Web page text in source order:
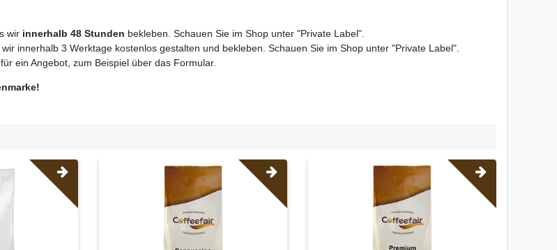
wir innerhalb 48 Stunden bekleben. Schauen Sie im Shop unter "Private Label".
innerhalb 3 Werktage kostenlos gestalten und bekleben. Schauen Sie im Shop unter "Private Label".
ein Angebot, zum Beispiel über das Formular.